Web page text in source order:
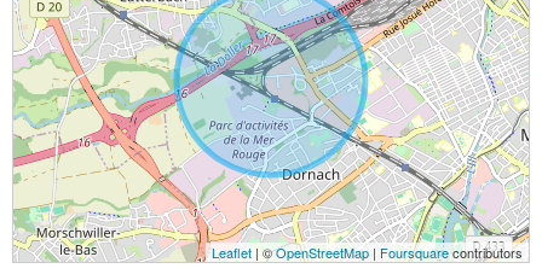
Leaflet| ©OpenStreetMap | Foursquarecontributors